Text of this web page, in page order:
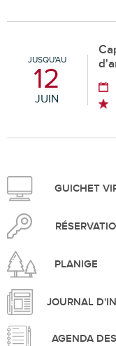
JUSQU'AU
12
JUIN
GUICHET
PLANIGE
JOURNAL
AGENDA